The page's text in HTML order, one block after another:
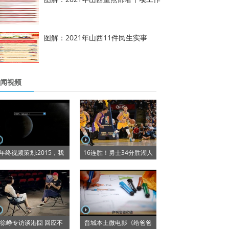
图解：2021年山西11件民生实事
视频
终视频策划:2015，我 16连胜！勇士34分胜湖人
徐峥专访谈港囧 回应不 晋城本土微电影《给爸爸